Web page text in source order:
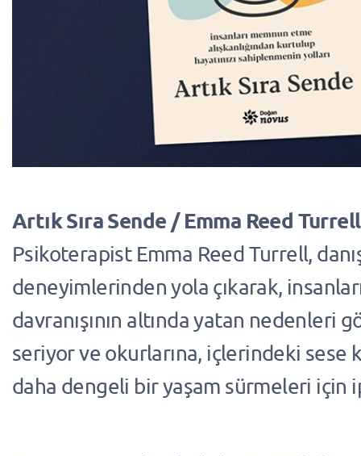
Artık Sıra Sende / Emma Reed Turrell
Psikoterapist Emma Reed Turrell,
deneyimlerinden yola çıkarak,
davranışının altında yatan nedenleri
seriyor ve okurlarına, içlerindeki sese
daha dengeli bir yaşam sürmeleri için